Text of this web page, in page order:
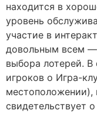
находится в
уровень
участие в
довольным всем
выбора лотерей. В
игроков о Игра-
местоположении),
свидетельствует